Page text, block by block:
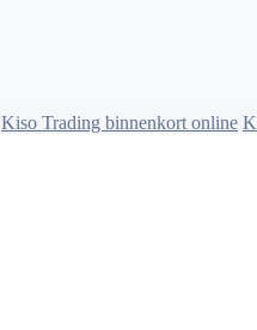
Kiso Trading binnenkort online